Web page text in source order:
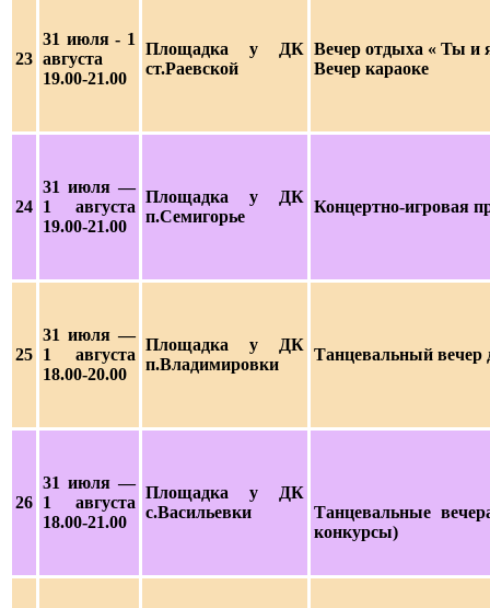
23
31 июля- 1
августа
19.00-21.00
Площадка у ДК
ст.Раевской
Вечер отдыха « Ты и
Вечер караоке
24
31 июля —
1 августа
19.00-21.00
Площадка у ДК
п.Семигорье
Концертно-игровая
25
31 июля —
1 августа
18.00-20.00
Площадка у ДК
п.Владимировки
Танцевальный вечер
26
31 июля —
1 августа
18.00-21.00
Площадка у ДК
с.Васильевки
Танцевальные
конкурсы)